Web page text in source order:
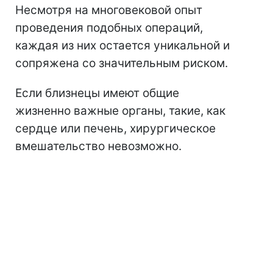
Несмотря на многовековой опыт
проведения подобных операций,
каждая из них остается уникальной и
сопряжена со значительным риском.
Если близнецы имеют общие
жизненно важные органы, такие, как
сердце или печень, хирургическое
вмешательство невозможно.